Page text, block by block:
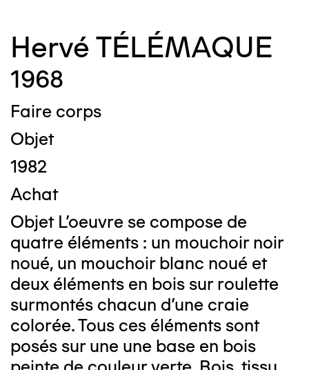
Hervé TÉLÉMAQUE
1968
Faire corps
Objet
1982
Achat
Objet L'oeuvre se compose de
quatre éléments : un mouchoir noir
noué, un mouchoir blanc noué et
deux éléments en bois sur roulette
surmontés chacun d'une craie
colorée. Tous ces éléments sont
posés sur une une base en bois